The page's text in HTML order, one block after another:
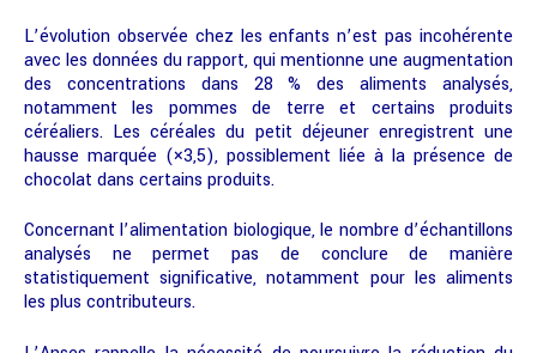
L’évolution observée chez les enfants n’est pas incohérente
avec les données du rapport, qui mentionne une augmentation
des concentrations dans 28 % des aliments analysés,
notamment les pommes de terre et certains produits
céréaliers. Les céréales du petit déjeuner enregistrent une
hausse marquée (×3,5), possiblement liée à la présence de
chocolat dans certains produits.
Concernant l’alimentation biologique, le nombre d’échantillons
analysés ne permet pas de conclure de manière
statistiquement significative, notamment pour les aliments
les plus contributeurs.